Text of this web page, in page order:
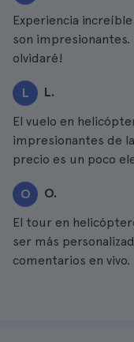
Experiencia
son
olvidaré!
L L.
El vuelo en
impresionantes de
precio es un poco
O O.
El tour en
ser más
comentarios en vivo.